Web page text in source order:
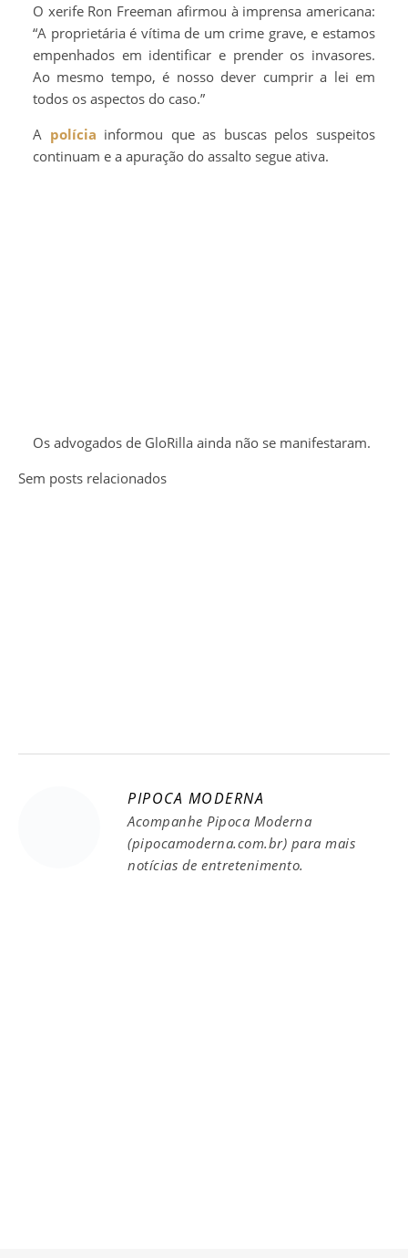
O xerife Ron Freeman afirmou à imprensa americana:
“A proprietária é vítima de um crime grave, e estamos
empenhados em identificar e prender os invasores.
Ao mesmo tempo, é nosso dever cumprir a lei em
todos os aspectos do caso.”
A polícia informou que as buscas pelos suspeitos
continuam e a apuração do assalto segue ativa.
Os advogados de GloRilla ainda não se manifestaram.
Sem posts relacionados
PIPOCA MODERNA
Acompanhe Pipoca Moderna
(pipocamoderna.com.br) para mais
notícias de entretenimento.